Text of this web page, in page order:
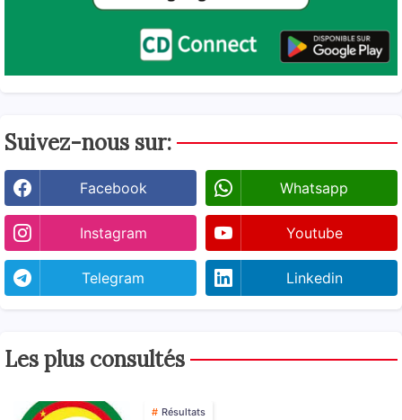
Suivez-nous sur:
Facebook Whatsapp
Instagram Youtube
Telegram Linkedin
Les plus consultés
Résultats